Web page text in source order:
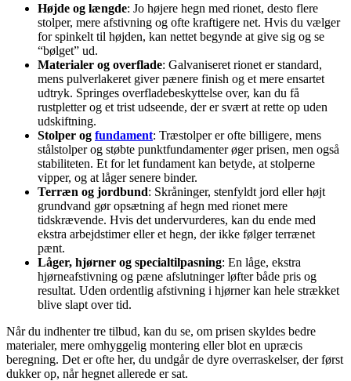
Højde og længde: Jo højere hegn med rionet, desto flere
stolper, mere afstivning og ofte kraftigere net. Hvis du vælger
for spinkelt til højden, kan nettet begynde at give sig og se
“bølget” ud.
Materialer og overflade: Galvaniseret rionet er standard,
mens pulverlakeret giver pænere finish og et mere ensartet
udtryk. Springes overfladebeskyttelse over, kan du få
rustpletter og et trist udseende, der er svært at rette op uden
udskiftning.
Stolper og fundament: Træstolper er ofte billigere, mens
stålstolper og støbte punktfundamenter øger prisen, men også
stabiliteten. Et for let fundament kan betyde, at stolperne
vipper, og at låger senere binder.
Terræn og jordbund: Skråninger, stenfyldt jord eller højt
grundvand gør opsætning af hegn med rionet mere
tidskrævende. Hvis det undervurderes, kan du ende med
ekstra arbejdstimer eller et hegn, der ikke følger terrænet
pænt.
Låger, hjørner og specialtilpasning: En låge, ekstra
hjørneafstivning og pæne afslutninger løfter både pris og
resultat. Uden ordentlig afstivning i hjørner kan hele strækket
blive slapt over tid.
Når du indhenter tre tilbud, kan du se, om prisen skyldes bedre
materialer, mere omhyggelig montering eller blot en upræcis
beregning. Det er ofte her, du undgår de dyre overraskelser, der først
dukker op, når hegnet allerede er sat.